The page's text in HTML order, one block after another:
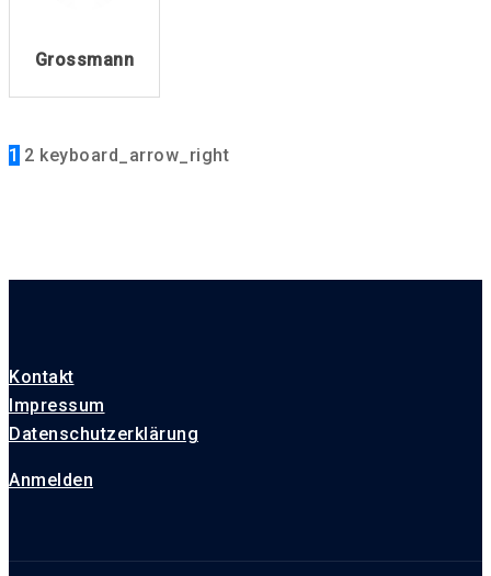
Grossmann
1 2 keyboard_arrow_right
Kontakt
Impressum
Datenschutzerklärung
Anmelden